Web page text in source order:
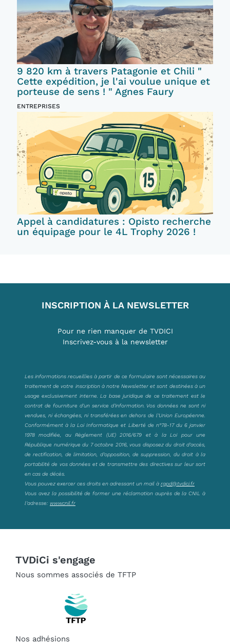
9 820 km à travers Patagonie et Chili "
Cette expédition, je l'ai voulue unique et
porteuse de sens ! " Agnes Faury
ENTREPRISES
Appel à candidatures : Opisto recherche
un équipage pour le 4L Trophy 2026 !
INSCRIPTION À LA NEWSLETTER
Pour ne rien manquer de TVDICI
Inscrivez-vous à la newsletter
Les informations recueillies à partir de ce formulaire sont nécessaires au
traitement de votre inscription à notre Newsletter et sont destinées à un
usage exclusivement interne. La base juridique de ce traitement est le
contrat de fourniture d’un service d’information. Vos données ne sont ni
vendues, ni échangées, ni transférées en dehors de l’Union Européenne.
Conformément à la Loi Informatique et Liberté de n°78-17 du 6 janvier
1978 modifiée, au Règlement (UE) 2016/679 et à la Loi pour une
République numérique du 7 octobre 2016, vous disposez du droit d’accès,
de rectification, de limitation, d’opposition, de suppression, du droit à la
portabilité de vos données et de transmettre des directives sur leur sort
en cas de décès.
Vous pouvez exercer ces droits en adressant un mail à rgpd@tvdici.fr
Vous avez la possibilité de former une réclamation auprès de la CNIL à
l’adresse: www.cnil.fr
TVDiCi s'engage
Nous sommes associés de TFTP
Nos adhésions